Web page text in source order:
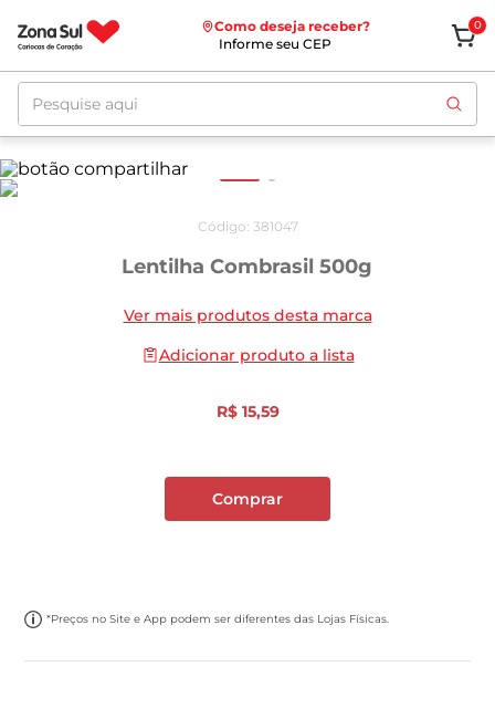
Como deseja receber?
Informe seu CEP
0
Pesquise aqui
Código: 381047
Lentilha Combrasil 500g
Ver mais produtos desta marca
Adicionar produto a lista
R$ 15,59
Comprar
*Preços no Site e App podem ser diferentes das Lojas Físicas.